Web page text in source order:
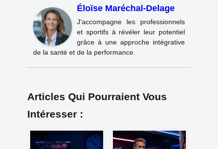
Éloïse Maréchal-Delage
J’accompagne les professionnels
et sportifs à révéler leur potentiel
grâce à une approche intégrative
de la santé et de la performance.
Articles Qui Pourraient Vous
Intéresser :